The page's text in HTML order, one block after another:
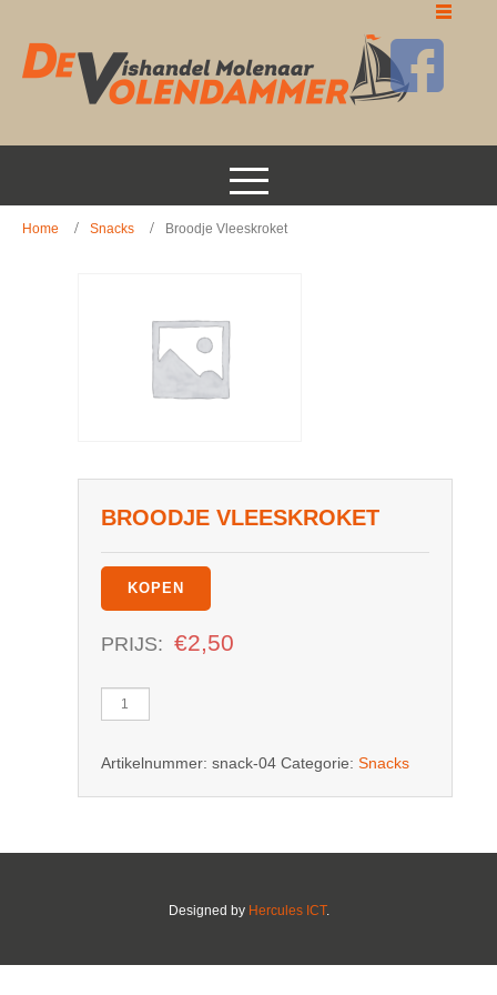
Home Snacks Broodje Vleeskroket
BROODJE VLEESKROKET
KOPEN
PRIJS: €2,50
Broodje
Vleeskroket
Artikelnummer: snack-04 Categorie: Snacks
Designed by Hercules ICT.